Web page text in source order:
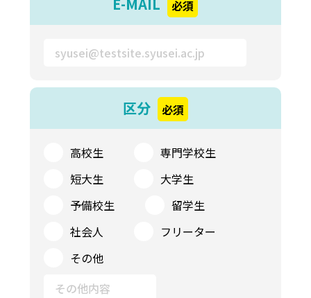
必須
区分 必須
高校生
専門学校生
短大生
大学生
予備校生
留学生
社会人
フリーター
その他